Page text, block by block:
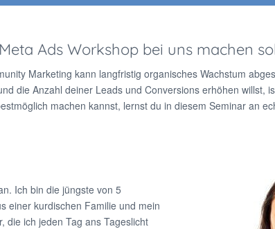
Ads Workshop bei uns machen
Marketing kann langfristig organisches Wachstum
die Anzahl deiner Leads und Conversions erhöhen willst,
machen kannst, lernst du in diesem Seminar an
Ich bin die jüngste von 5
einer kurdischen Familie und mein
die ich jeden Tag ans Tageslicht